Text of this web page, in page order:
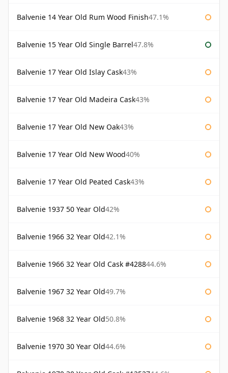
Balvenie 14 Year Old Rum Wood Finish47.1%
Balvenie 15 Year Old Single Barrel47.8%
Balvenie 17 Year Old Islay Cask43%
Balvenie 17 Year Old Madeira Cask43%
Balvenie 17 Year Old New Oak43%
Balvenie 17 Year Old New Wood40%
Balvenie 17 Year Old Peated Cask43%
Balvenie 1937 50 Year Old42%
Balvenie 1966 32 Year Old42.1%
Balvenie 1966 32 Year Old Cask #428844.6%
Balvenie 1967 32 Year Old49.7%
Balvenie 1968 32 Year Old50.8%
Balvenie 1970 30 Year Old44.6%